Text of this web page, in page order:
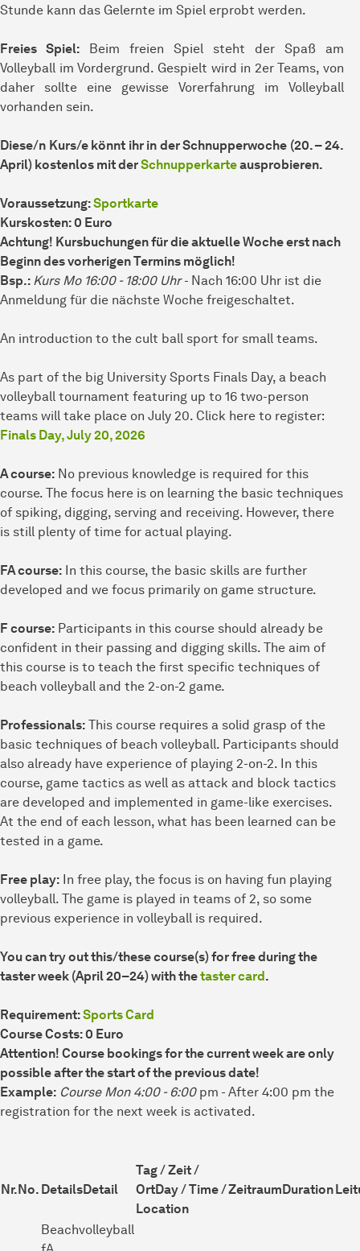
Stunde kann das Gelernte im Spiel erprobt werden.
Freies Spiel: Beim freien Spiel steht der Spaß am
Volleyball im Vordergrund. Gespielt wird in 2er Teams, von
daher sollte eine gewisse Vorerfahrung im Volleyball
vorhanden sein.
Diese/n Kurs/e könnt ihr in der Schnupperwoche (20. – 24.
April) kostenlos mit derSchnupperkarteausprobieren.
Voraussetzung:Sportkarte
Kurskosten: 0 Euro
Achtung! Kursbuchungen für die aktuelle Woche erst nach
Beginn des vorherigen Termins möglich!
Bsp.: Kurs Mo 16:00 - 18:00 Uhr - Nach 16:00 Uhr ist die
Anmeldung für die nächste Woche freigeschaltet.
An introduction to the cult ball sport for small teams.
As part of the big University Sports Finals Day, a beach
volleyball tournament featuring up to 16 two-person
teams will take place on July 20. Click here to register:
Finals Day, July 20, 2026
A course: No previous knowledge is required for this
course. The focus here is on learning the basic techniques
of spiking, digging, serving and receiving. However, there
is still plenty of time for actual playing.
FA course: In this course, the basic skills are further
developed and we focus primarily on game structure.
F course: Participants in this course should already be
confident in their passing and digging skills. The aim of
this course is to teach the first specific techniques of
beach volleyball and the 2-on-2 game.
Professionals: This course requires a solid grasp of the
basic techniques of beach volleyball. Participants should
also already have experience of playing 2-on-2. In this
course, game tactics as well as attack and block tactics
are developed and implemented in game-like exercises.
At the end of each lesson, what has been learned can be
tested in a game.
Free play: In free play, the focus is on having fun playing
volleyball. The game is played in teams of 2, so some
previous experience in volleyball is required.
You can try out this/these course(s) for free during the
taster week (April 20–24) with thetaster card.
Requirement:Sports Card
Course Costs: 0 Euro
Attention! Course bookings for the current week are only
possible after the start of the previous date!
Example: Course Mon 4:00 - 6:00pm - After 4:00 pm the
registration for the next week is activated.
Nr.No. DetailsDetail
Tag / Zeit /
OrtDay / Time /
Location
ZeitraumDuration
Beachvolleyball